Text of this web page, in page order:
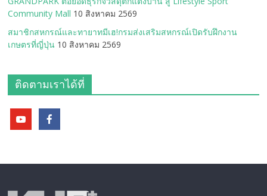
Community Mall 10 สิงหาคม 2569
สมาชิกสหกรณ์และทายาทมีเฮ!กรมส่งเสริมสหกรณ์เปิดรับฝึกงาน
เกษตรที่ญี่ปุ่น 10 สิงหาคม 2569
ติดตามเราได้ที่